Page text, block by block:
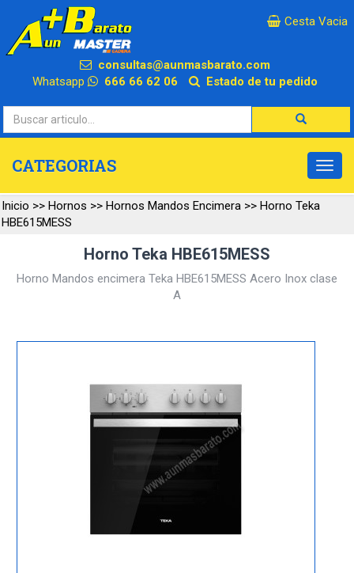
×
Cesta Vacia
consultas@aunmasbarato.com
Whatsapp
666 66 62 06 Estado de tu pedido
CATEGORIAS
Inicio >> Hornos >> Hornos Mandos Encimera >> Horno Teka
HBE615MESS
Horno Teka HBE615MESS
Horno Mandos encimera Teka HBE615MESS Acero Inox clase
A